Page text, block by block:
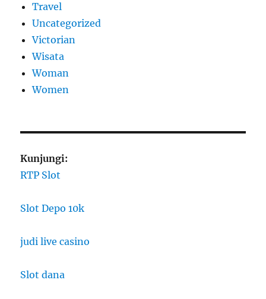
Travel
Uncategorized
Victorian
Wisata
Woman
Women
Kunjungi:
RTP Slot
Slot Depo 10k
judi live casino
Slot dana